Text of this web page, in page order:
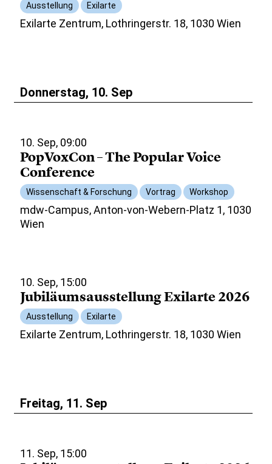
Ausstellung Exilarte
Exilarte Zentrum, Lothringerstr. 18, 1030 Wien
Donnerstag, 10. Sep
10. Sep, 09:00
PopVoxCon – The Popular Voice
Conference
Wissenschaft & Forschung Vortrag Workshop
mdw-Campus, Anton-von-Webern-Platz 1, 1030
Wien
10. Sep, 15:00
Jubiläumsausstellung Exilarte 2026
Ausstellung Exilarte
Exilarte Zentrum, Lothringerstr. 18, 1030 Wien
Freitag, 11. Sep
11. Sep, 15:00